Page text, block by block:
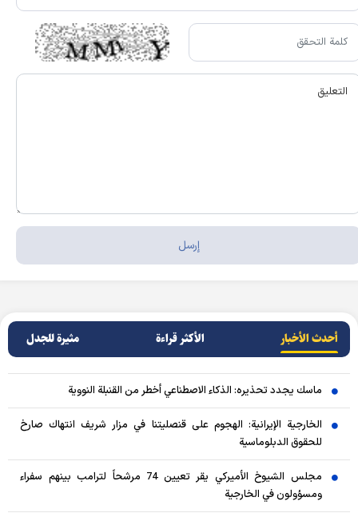
أحدث الأخبار الأکثر قراءة مثيرة للجدل
ماسك يجدد تحذيره: الذكاء الاصطناعي أخطر من القنبلة النووية
الخارجية الإيرانية: الهجوم على قنصليتنا في مزار شريف انتهاك صارخ
للحقوق الدبلوماسية
مجلس الشيوخ الأميركي يقر تعيين 74 مرشحاً لترامب بينهم سفراء
ومسؤولون في الخارجية